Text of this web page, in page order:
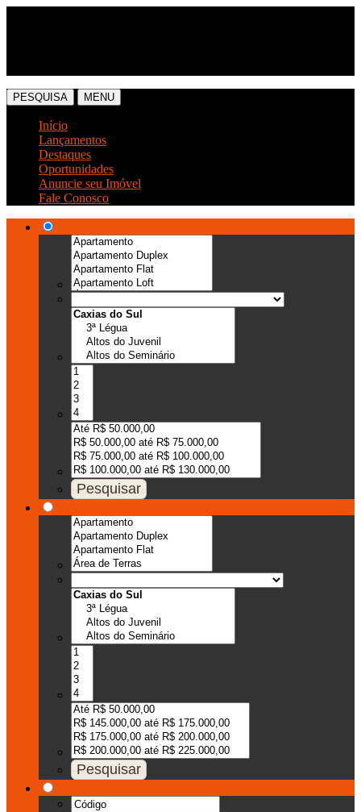
PESQUISA MENU
Início
Lançamentos
Destaques
Oportunidades
Anuncie seu Imóvel
Fale Conosco